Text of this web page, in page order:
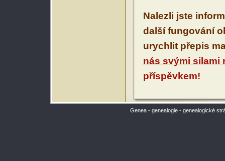
Nalezli jste
další fungování
urychlit přepis
nás svými silami
příspěvkem!
Genea - genealogie - genealogické